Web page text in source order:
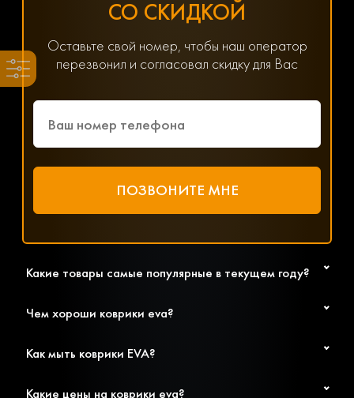
Хотите получить помощь в подборе товаров? Наш
специалист всегда на связи! Позвоните по телефону
8(800) 600-89-40, 8(495) 445-55-08 или напишите в
мессенджер WhatsApp, Viber или Telegram. Менеджер
решит любой возникший вопрос, связанный с
параметрами, ценой и доставкой.
СО СКИДКОЙ
Оставьте свой номер, чтобы наш оператор
перезвонил и согласовал скидку для Вас
Какие товары самые популярные в текущем году?
Чем хороши коврики eva?
Как мыть коврики EVA?
Какие цены на коврики eva?